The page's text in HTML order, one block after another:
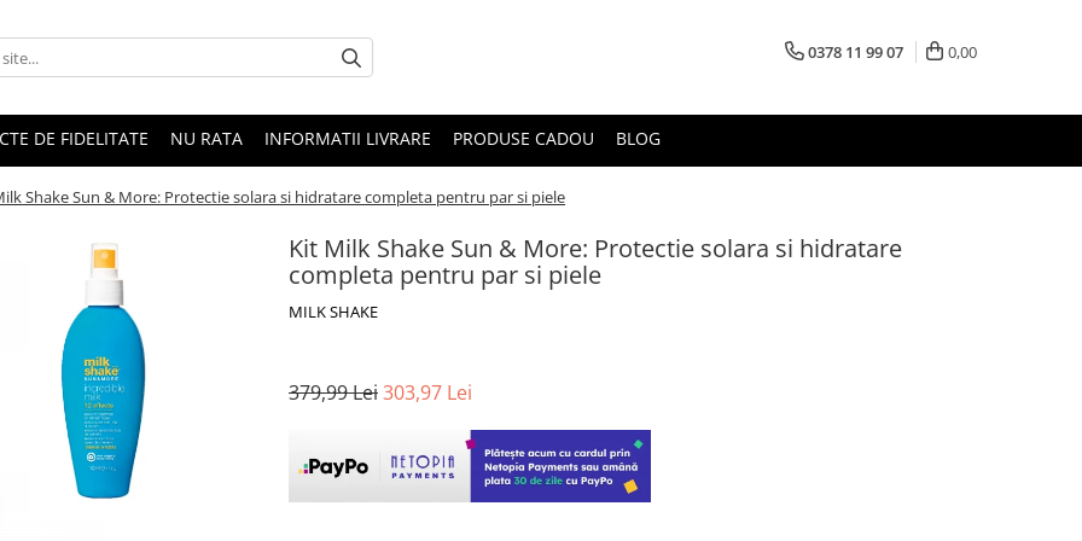
0378 11 99 07 0,00
DE FIDELITATE NU RATA INFORMATII LIVRARE PRODUSE CADOU BLOG
Shake Sun & More: Protectie solara si hidratare completa pentru par si piele
Kit Milk Shake Sun & More: Protectie solara si hidratare
completa pentru par si piele
MILK SHAKE
379,99 Lei303,97 Lei